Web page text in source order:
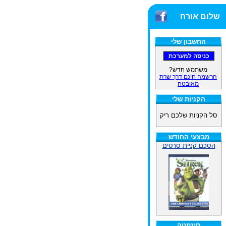
שלום אורח
החשבון שלי
משתמש חדש?
הרשמה חינם דרך שרת
מאובטח
הקניות שלי
סל הקניות שלכם ריק
מבצעי החודש
הסכם קניית סרטים